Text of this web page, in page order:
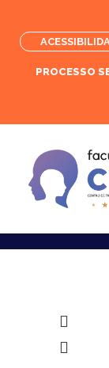
PROCESSO